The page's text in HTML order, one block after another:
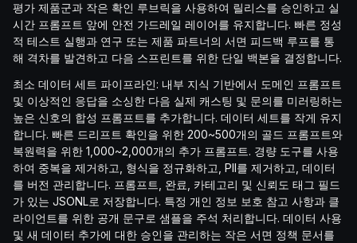
평가 제품군과 작은 확인 루브릭을 사용하여 릴리스를 승인하고 실
시간 프롬프트 앞에 안전 가드레일 레이어를 유지합니다. 빠른 정성
적 테스트 실행과 연구 또는 제품 파트너의 서면 피드백 루프를 통
해 격차를 발견하고 다음 스프린트를 위한 단일 백본을 결정합니다.
최소 데이터 세트 파이프라인: 내부 지식 기반에서 도메인 프롬프트
및 이상적인 응답을 소싱한 다음 실제 캐스팅 및 문의를 미러링하는
높은 신호의 합성 프롬프트를 추가합니다. 데이터 세트를 작게 유지
합니다. 빠른 드리프트 확인을 위한 200~500개의 골드 프롬프트와
복원력을 위한 1,000~2,000개의 추가 프롬프트. 경량 도구를 사용
하여 중복을 제거하고, 형식을 정규화하고, PII를 제거하고, 데이터
를 버전 관리합니다. 프롬프트, 완료, 카테고리 및 신뢰도 태그 필드
가 있는 JSONL로 저장합니다. 특정 개인 정보 보호 참고 사항과 클
라이언트를 위한 공개 문구로 샘플을 주석 처리합니다. 데이터 사용
및 새 데이터 추가에 대한 승인을 관리하는 작은 서면 정책 문서를